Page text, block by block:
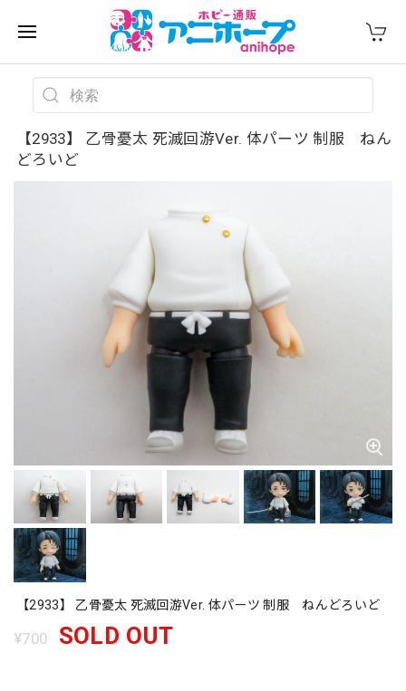
【2933】 乙骨憂太 死滅回游Ver. 体パーツ 制服 ねん
どろいど
【2933】 乙骨憂太 死滅回游Ver. 体パーツ 制服 ねんどろいど
¥700 SOLD OUT